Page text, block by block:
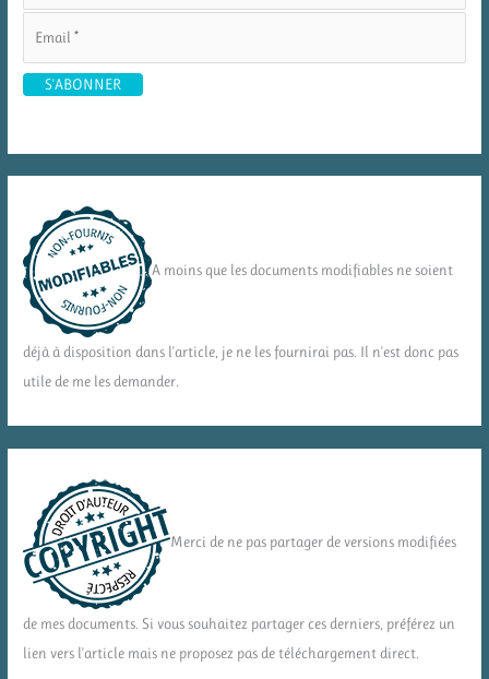
A moins que les documents modifiables ne soient
déjà à disposition dans l'article, je ne les fournirai pas. Il n'est donc pas
utile de me les demander.
Merci de ne pas partager de versions modifiées
de mes documents. Si vous souhaitez partager ces derniers, préférez un
lien vers l'article mais ne proposez pas de téléchargement direct.